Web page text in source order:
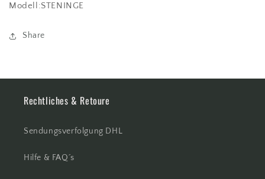
Modell:STENINGE
Share
Rechtliches & Retoure
Sendungsverfolgung DHL
Hilfe & FAQ´s